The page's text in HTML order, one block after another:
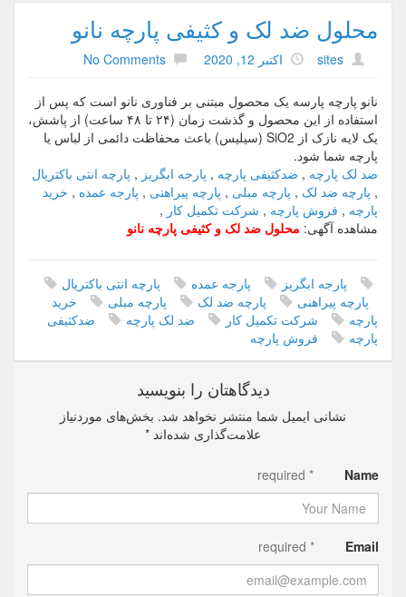
محلول ضد لک و کثیفی پارچه نانو
اکتبر 12, 2020 No Comments sites
نانو پارچه پارسه یک محصول مبتنی بر فناوری نانو است که پس از
استفاده از این محصول و گذشت زمان (۲۴ تا ۴۸ ساعت) از پاشش،
یک لایه نازک از SiO2 (سیلیس) باعث محفاظت دائمی از لباس یا
پارچه شما شود.
ضد لک پارچه , ضدکثیفی پارچه , پارجه ابگریز , پارچه انتی باکتریال
, پارچه ضد لک , پارچه مبلی , پارچه پیراهنی , پارجه عمده , خرید
پارچه , فروش پارچه , شرکت تکمیل کار ,
مشاهده آگهی: محلول ضد لک و کثیفی پارچه نانو
پارجه ابگریز پارجه عمده
پارچه انتی باکتریال
پارچه پیراهنی
پارچه ضد لک پارچه مبلی
خرید
پارچه
شرکت تکمیل کار ضد لک پارچه
ضدکثیفی
پارچه
فروش پارچه
دیدگاهتان را بنویسید
نشانی ایمیل شما منتشر نخواهد شد. بخش‌های موردنیاز
علامت‌گذاری شده‌اند *
Name
* required
Email
* required